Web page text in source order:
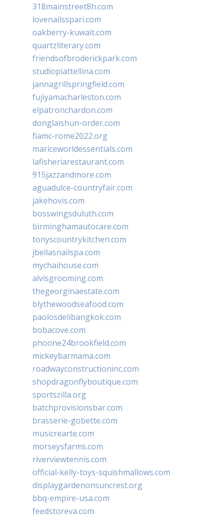
318mainstreet8h.com
lovenailsspari.com
oakberry-kuwait.com
quartzliterary.com
friendsofbroderickpark.com
studiopiattellina.com
jannagrillspringfield.com
fujiyamacharleston.com
elpatronchardon.com
donglaishun-order.com
fiamc-rome2022.org
mariceworldessentials.com
lafisheriarestaurant.com
915jazzandmore.com
aguadulce-countryfair.com
jakehovis.com
bosswingsduluth.com
birminghamautocare.com
tonyscountrykitchen.com
jbellasnailspa.com
mychaihouse.com
alvisgrooming.com
thegeorginaestate.com
blythewoodseafood.com
paolosdelibangkok.com
bobacove.com
phoone24brookfield.com
mickeybarmama.com
roadwayconstructioninc.com
shopdragonflyboutique.com
sportszilla.org
batchprovisionsbar.com
brasserie-gobette.com
musicrearte.com
morseysfarms.com
riverviewtennis.com
official-kelly-toys-squishmallows.com
displaygardenonsuncrest.org
bbq-empire-usa.com
feedstoreva.com